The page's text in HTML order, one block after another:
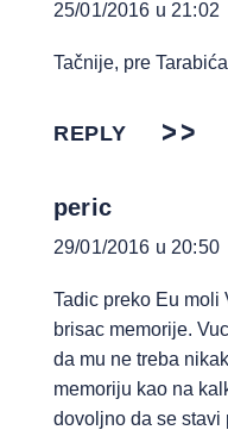
25/01/2016 u 21:02
Tačnije, pre
REPLY
peric
29/01/2016 u 20:50
Tadic preko Eu moli
brisac memorije.
da mu ne treba
memoriju kao na
dovoljno da se stavi